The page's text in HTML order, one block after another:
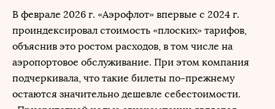
В феврале 2026 г. «Аэрофлот» впервые с 2024 г.
проиндексировал стоимость «плоских» тарифов,
объяснив это ростом расходов, в том числе на
аэропортовое обслуживание. При этом компания
подчеркивала, что такие билеты по-прежнему
остаются значительно дешевле себестоимости.